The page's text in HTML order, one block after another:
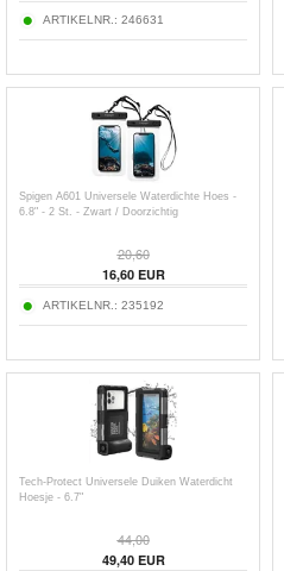
ARTIKELNR.: 246631
Spigen A601 Universele Waterdichte Hoes -
6.8" - 2 St. - Zwart / Doorzichtig
20,60
16,60EUR
ARTIKELNR.: 235192
Tech-Protect Universele Duiken Waterdicht
Hoesje - 6.7"
44,00
49,40EUR